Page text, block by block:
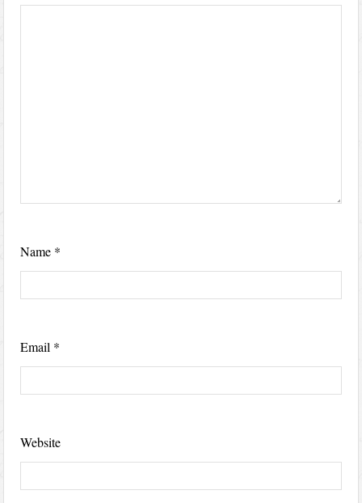
Name *
Email *
Website